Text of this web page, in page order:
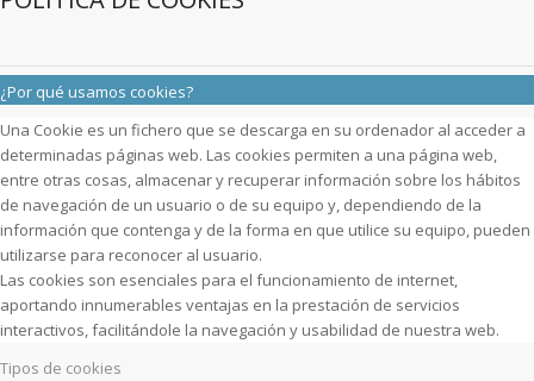
¿Por qué usamos cookies?
Una Cookie es un fichero que se descarga en su ordenador al acceder a
determinadas páginas web. Las cookies permiten a una página web,
entre otras cosas, almacenar y recuperar información sobre los hábitos
de navegación de un usuario o de su equipo y, dependiendo de la
información que contenga y de la forma en que utilice su equipo, pueden
utilizarse para reconocer al usuario.
Las cookies son esenciales para el funcionamiento de internet,
aportando innumerables ventajas en la prestación de servicios
interactivos, facilitándole la navegación y usabilidad de nuestra web.
Tipos de cookies